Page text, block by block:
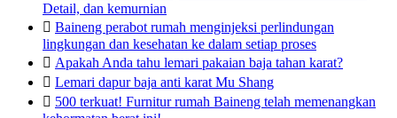
Detail, dan kemurnian
 Baineng perabot rumah menginjeksi perlindungan
lingkungan dan kesehatan ke dalam setiap proses
 Apakah Anda tahu lemari pakaian baja tahan karat?
 Lemari dapur baja anti karat Mu Shang
 500 terkuat! Furnitur rumah Baineng telah memenangkan